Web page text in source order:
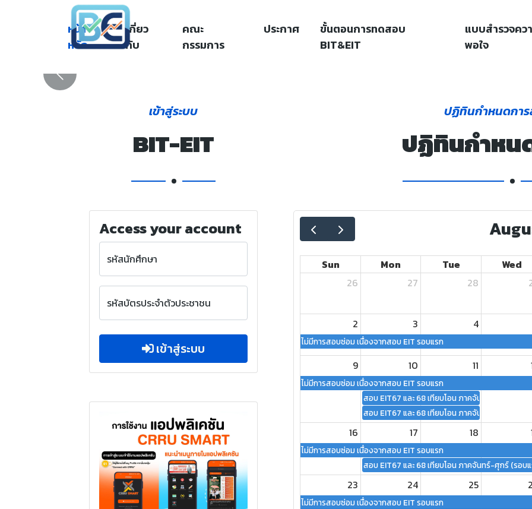
หน้า
หลัก
เกี่ยว
กับ
คณะ
กรรมการ
ประกาศ
ขั้นตอนการทดสอบ
BIT&EIT
แบบสำรวจคว
พอใจ
Previous
เข้าสู่ระบบ
BIT-EIT
Access your account
รหัสนักศึกษา
รหัสบัตรประจำตัวประชาชน
เข้าสู่ระบบ
ปฏิทินกำหนดกา
ปฏิทินกำหน
Sun Mon Tue Wed
26
27 28
2
ไม่มีการสอบซ่อม เนื่องจากสอบ EIT รอบแรก
3 4
9
ไม่มีการสอบซ่อม เนื่องจากสอบ EIT รอบแรก
10
สอบ EIT67 และ 68 เทียบโอน ภาคจันทร์-ศุกร์ (รอบแร
สอบ EIT67 และ 68 เทียบโอน ภาคจันทร์-ศุกร์ (รอบแร
11
16
ไม่มีการสอบซ่อม เนื่องจากสอบ EIT รอบแรก
17
สอบ EIT67 และ 68 เทียบโอน ภาคจันทร์-ศุกร์ (รอบ
18
23
ไม่มีการสอบซ่อม เนื่องจากสอบ EIT รอบแรก
24 25